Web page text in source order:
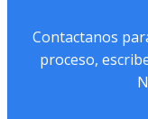
Contactanos
proceso,